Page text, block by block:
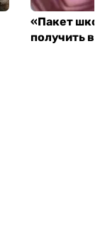
«Пакет
получить